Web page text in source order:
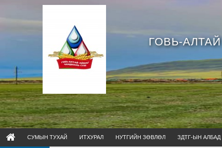
ГОВЬ-
СУМЫН ТУХАЙ ИТХУРАЛ НУТГИЙН ЗӨВЛӨЛ ЗДТГ-ЫН АЛБАД